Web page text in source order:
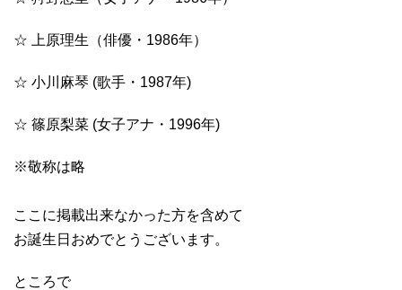
☆ 上原理生（俳優・1986年）
☆ 小川麻琴 (歌手・1987年)
☆ 篠原梨菜 (女子アナ・1996年)
※敬称は略
ここに掲載出来なかった方を含めて
お誕生日おめでとうございます。
ところで